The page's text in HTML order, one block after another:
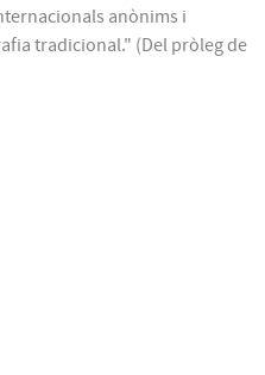
anònims i
tradicional." (Del pròleg de